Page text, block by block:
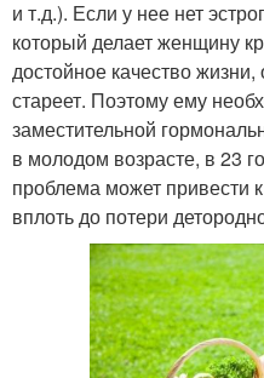
и т.д.). Если у нее нет
который делает женщину
достойное качество
стареет. Поэтому ему
заместительной
в молодом возрасте, в 23
проблема может привести
вплоть до потери